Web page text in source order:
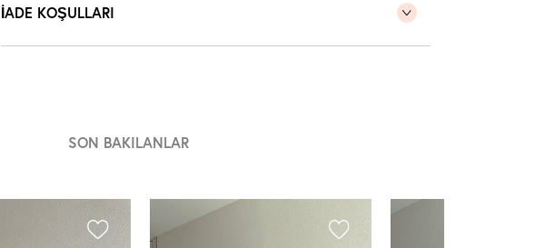
İADE KOŞULLARI
SON BAKILANLAR